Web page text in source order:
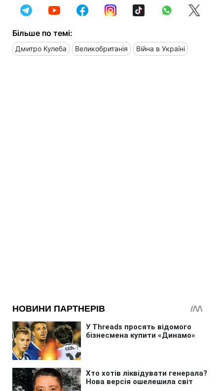
Більше по темі:
Дмитро Кулеба Великобританія Війна в Україні